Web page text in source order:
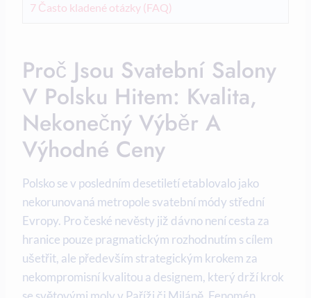
7 Často kladené otázky (FAQ)
Proč Jsou Svatební Salony
V Polsku Hitem: Kvalita,
Nekonečný Výběr A
Výhodné Ceny
Polsko se v posledním desetiletí etablovalo jako
nekorunovaná metropole svatební módy střední
Evropy. Pro české nevěsty již dávno není cesta za
hranice pouze pragmatickým rozhodnutím s cílem
ušetřit, ale především strategickým krokem za
nekompromisní kvalitou a designem, který drží krok